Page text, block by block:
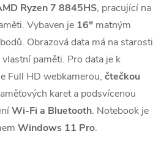
Ryzen 7 8845HS, pracující na
Vybaven je 16" matným
Obrazová data má na starosti
paměti. Pro data je k
Full HD webkamerou, čtečkou
karet a podsvícenou
Wi-Fi a Bluetooth. Notebook je
Windows 11 Pro.